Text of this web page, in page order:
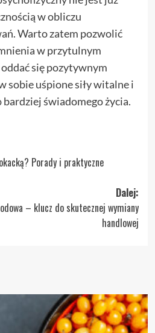
w obliczu
Warto zatem pozwolić
w przytulnym
się pozytywnym
sobie uśpione siły witalne i
świadomego życia.
Porady i praktyczne
Dalej:
– klucz do skutecznej wymiany
handlowej